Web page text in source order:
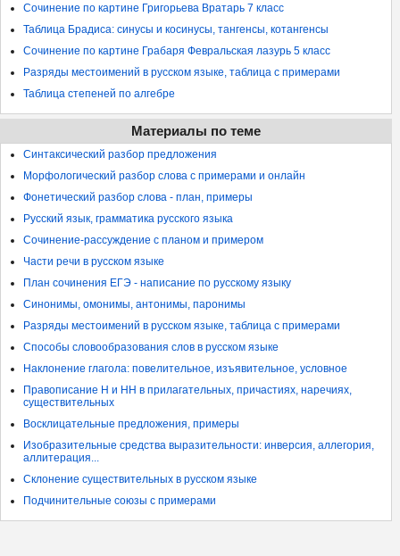
Сочинение по картине Григорьева Вратарь 7 класс
Таблица Брадиса: синусы и косинусы, тангенсы, котангенсы
Сочинение по картине Грабаря Февральская лазурь 5 класс
Разряды местоимений в русском языке, таблица с примерами
Таблица степеней по алгебре
Материалы по теме
Синтаксический разбор предложения
Морфологический разбор слова с примерами и онлайн
Фонетический разбор слова - план, примеры
Русский язык, грамматика русского языка
Сочинение-рассуждение с планом и примером
Части речи в русском языке
План сочинения ЕГЭ - написание по русскому языку
Синонимы, омонимы, антонимы, паронимы
Разряды местоимений в русском языке, таблица с примерами
Способы словообразования слов в русском языке
Наклонение глагола: повелительное, изъявительное, условное
Правописание Н и НН в прилагательных, причастиях, наречиях,
существительных
Восклицательные предложения, примеры
Изобразительные средства выразительности: инверсия, аллегория,
аллитерация...
Склонение существительных в русском языке
Подчинительные союзы с примерами